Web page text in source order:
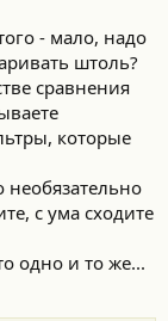
- мало, надо
штоль?
сравнения
которые
необязательно
с ума сходите
одно и то же...